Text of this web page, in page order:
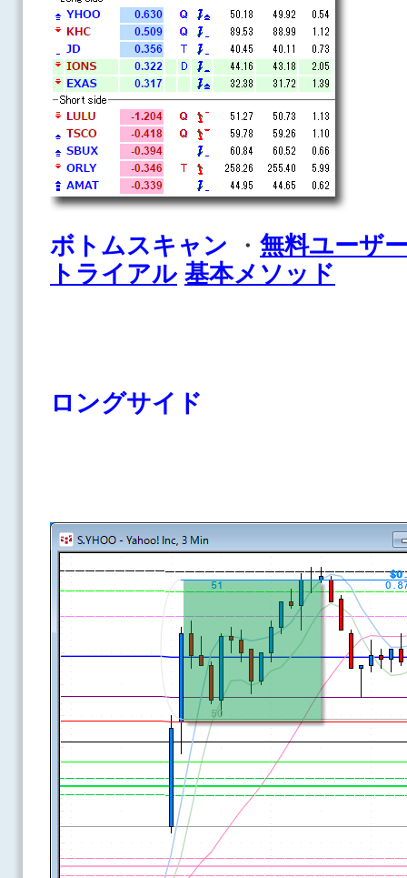
ボトムスキャン ・ 無料ユーザ
トライアル 基本メソッド
ロングサイド